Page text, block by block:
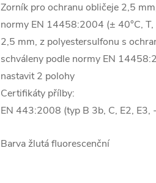
Zorník pro ochranu obličeje 2,5
normy EN 14458:2004 (± 40°C, T,
2,5 mm, z polyestersulfonu s
schváleny podle normy EN
nastavit 2 polohy
Certifikáty přílby:
EN 443:2008 (typ B 3b, C, E2,
Barva žlutá fluorescenční